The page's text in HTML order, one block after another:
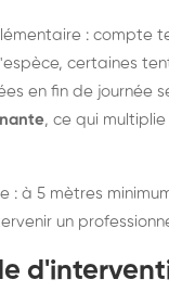
: compte
certaines
en fin de journée
, ce qui
: à 5 mètres
un